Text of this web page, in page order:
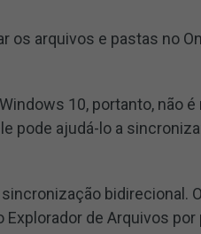
os arquivos e pastas no
10, portanto, não
pode ajudá-lo a
bidirecional.
Explorador de Arquivos